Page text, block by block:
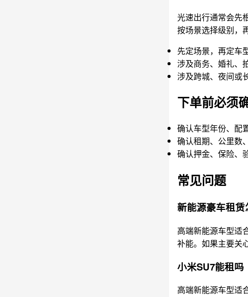
光速出行通常会先
按场景选择级别，
先定场景，再定车
涉及商务、婚礼、
涉及跨城、夜间或
下单前必须
确认车型年份、配
确认租期、公里数
确认押金、保险、
常见问题
新能源豪车租赁
高端新能源车型适
补能。如果主要关
小米SU7能租吗
高端新能源车型适